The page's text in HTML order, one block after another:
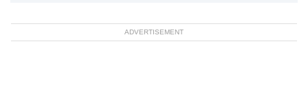
ADVERTISEMENT